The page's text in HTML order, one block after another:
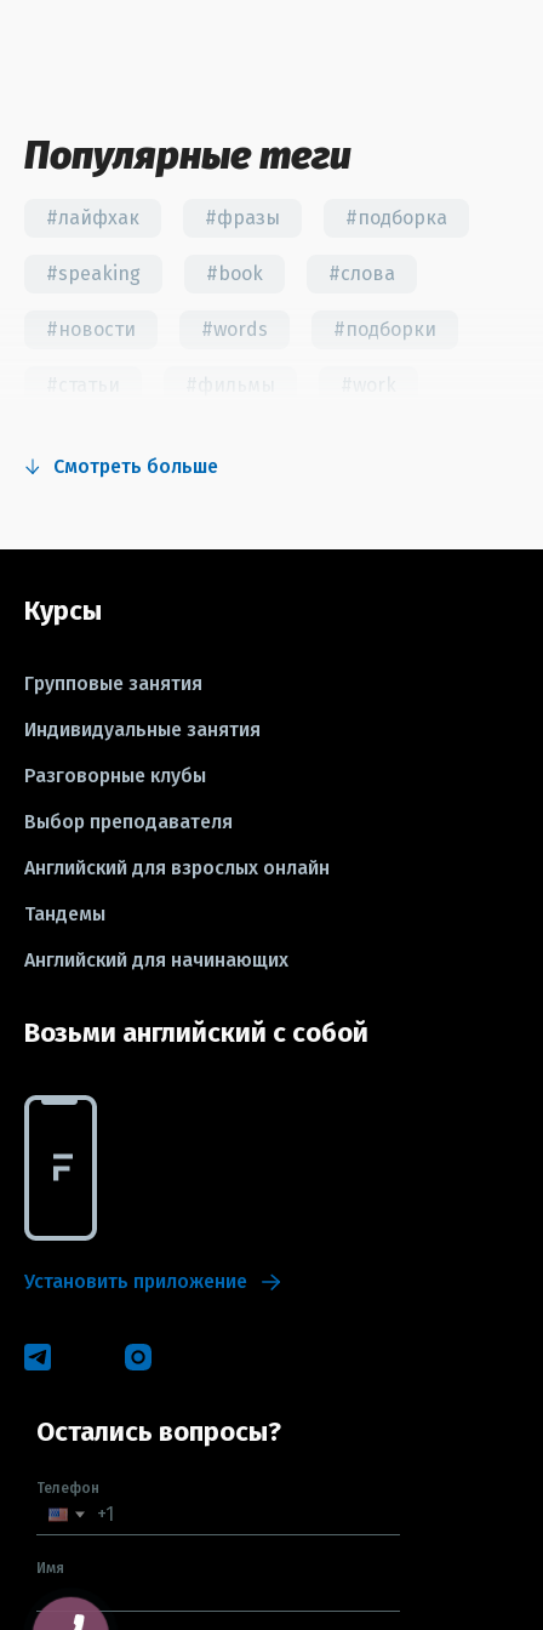
Популярные теги
#лайфхак #фразы #подборка
#speaking #book #слова
#новости #words #подборки
#grammar #writing #упражнения
#песни
#школа #игры
#CV #резюме
#idioms #эссе
Смотреть больше
Курсы
Групповые занятия
Индивидуальные занятия
Разговорные клубы
Выбор преподавателя
Английский для взрослых онлайн
Тандемы
Английский для начинающих
Возьми английский с собой
Установить приложение
Остались вопросы?
Телефон
Имя